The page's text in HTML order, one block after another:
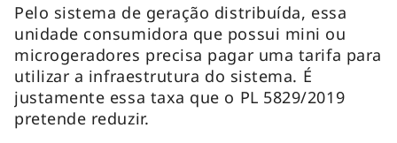
Pelo sistema de geração distribuída, essa
unidade consumidora que possui mini ou
microgeradores precisa pagar uma tarifa para
utilizar a infraestrutura do sistema. É
justamente essa taxa que o PL 5829/2019
pretende reduzir.